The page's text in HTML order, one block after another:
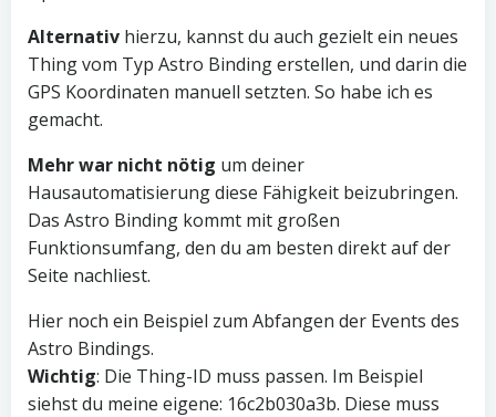
Alternativ hierzu, kannst du auch gezielt ein neues
Thing vom Typ Astro Binding erstellen, und darin die
GPS Koordinaten manuell setzten. So habe ich es
gemacht.
Mehr war nicht nötig um deiner
Hausautomatisierung diese Fähigkeit beizubringen.
Das Astro Binding kommt mit großen
Funktionsumfang, den du am besten direkt auf der
Seite nachliest.
Hier noch ein Beispiel zum Abfangen der Events des
Astro Bindings.
Wichtig: Die Thing-ID muss passen. Im Beispiel
siehst du meine eigene: 16c2b030a3b. Diese muss